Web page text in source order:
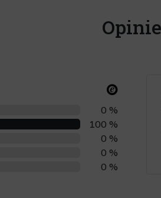
Opinie
0 %
0 %
0 %
100 %
0 %